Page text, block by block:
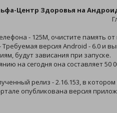
Центр Здоровья на
- 125M, очистите память
версия Android - 6.0 и
будут зависания при запуске.
на сегодня она составляет
релиз - 2.16.153, в
опубликована версия